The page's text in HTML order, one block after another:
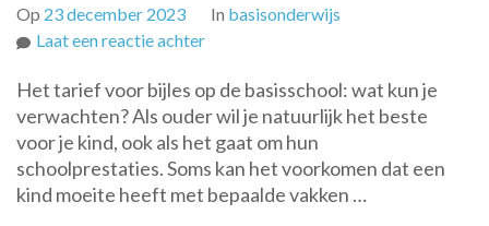
Op 23 december 2023 In basisonderwijs
Laat een reactie achterop
kost
bijles
op
de
basisschool?
Het tarief voor bijles op de basisschool: wat kun je
verwachten? Als ouder wil je natuurlijk het beste
voor je kind, ook als het gaat om hun
schoolprestaties. Soms kan het voorkomen dat een
kind moeite heeft met bepaalde vakken …